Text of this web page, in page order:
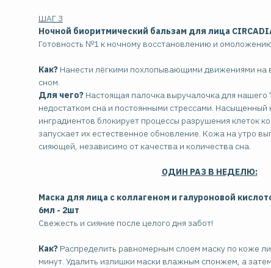
ШАГ 3
Ночной биоритмический бальзам для лица
Готовность №1 к ночному восстановлению и
Как? Нанести лёгкими похлопывающими движениями на
сном.
Для чего? Настоящая палочка выручалочка для нашего
недостатком сна и постоянными стрессами. Насыщенный
инградиентов блокирует процессы разрушения клеток
запускает их естественное обновление. Кожа на утро
сияющей, независимо от качества и количества сна.
ОДИН РАЗ В НЕДЕЛЮ:
Маска для лица с коллагеном и галуроновой
6мл - 2шт
Свежесть и сияние после целого дня забот!
Как? Распределить равномерным слоем маску по коже
минут. Удалить излишки маски влажным спонжем, а